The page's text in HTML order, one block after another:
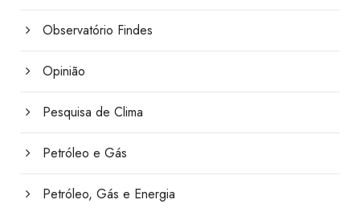
Observatório Findes
Opinião
Pesquisa de Clima
Petróleo e Gás
Petróleo, Gás e Energia